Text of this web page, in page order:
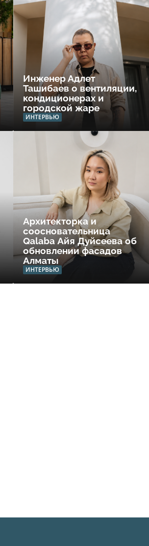
Инженер Адлет
Ташибаев о вентиляции,
кондиционерах и
городской жаре
ИНТЕРВЬЮ
Архитекторка и
соосновательница
Qalaba Айя Дуйсеева об
обновлении фасадов
Алматы
ИНТЕРВЬЮ